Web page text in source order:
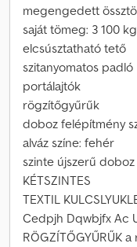
megengedett
saját tömeg: 3 100 kg
elcsúsztatható tető
szitanyomatos padló
portálajtók
rögzítőgyűrűk
doboz felépítmény
alváz színe: fehér
szinte újszerű
KÉTSZINTES
TEXTIL
Cedpjh Dqwbjfx Ac
RÖGZÍTŐGYŰRŰK